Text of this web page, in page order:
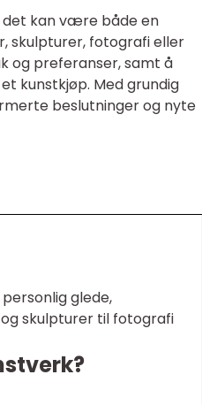
det kan være både en
skulpturer, fotografi eller
og preferanser, samt å
kunstkjøp. Med grundig
beslutninger og nyte
glede,
skulpturer til fotografi